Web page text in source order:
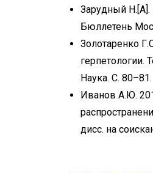
Зарудный Н.[А].
Бюллетень
Золотаренко
герпетологии.
Наука. С. 80–81.
Иванов А.Ю.
дисс. на